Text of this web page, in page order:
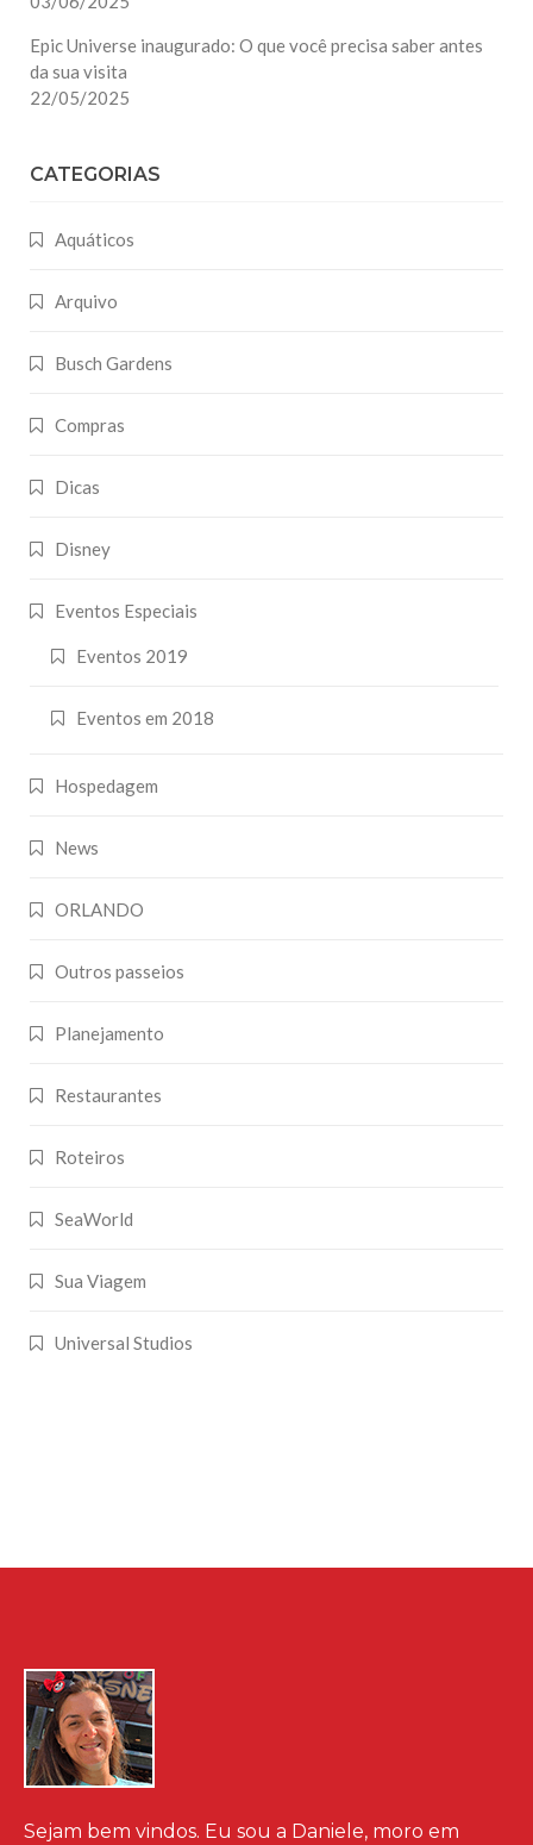
Epic Universe inaugurado: O que você precisa saber antes
da sua visita
22/05/2025
CATEGORIAS
Aquáticos
Arquivo
Busch Gardens
Compras
Dicas
Disney
Eventos Especiais
Eventos 2019
Eventos em 2018
Hospedagem
News
ORLANDO
Outros passeios
Planejamento
Restaurantes
Roteiros
SeaWorld
Sua Viagem
Universal Studios
Sejam bem vindos. Eu sou a Daniele, moro em